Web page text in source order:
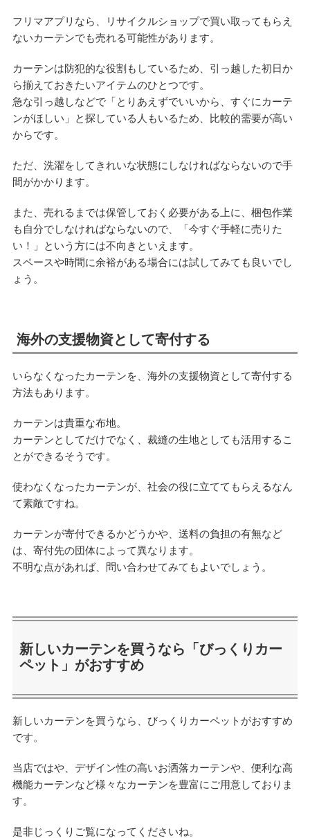
フリマアプリなら、リサイクルショップで買い取ってもらえ
ないカーテンでも売れる可能性があります。
カーテンは防犯的な役割もしているため、引っ越した初日か
ら揃えておきたいアイテムのひとつです。
急な引っ越しなどで「とりあえずでいいから、すぐにカーテ
ンがほしい」と探している人もいるため、比較的需要が高い
からです。
ただ、洗濯をしてきれいな状態にしなければならないので手
間がかかります。
また、売れるまでは保管しておく必要がある上に、梱包作業
も自分でしなければならないので、「今すぐ手軽に売りた
い！」という方には不向きといえます。
スペースや時間に余裕がある場合には試してみても良いでし
ょう。
海外の支援物資として寄付する
いらなくなったカーテンを、海外の支援物資として寄付する
方法もあります。
カーテンは貴重な布地。
カーテンとしてだけでなく、裁縫の生地としても活用するこ
とができるそうです。
使わなくなったカーテンが、社会の役に立ててもらえるなん
て素敵ですね。
カーテンが寄付できるかどうかや、送料の負担の有無など
は、寄付先の団体によって異なります。
不明な点があれば、問い合わせてみてもよいでしょう。
新しいカーテンを買うなら「びっくりカー
ペット」がおすすめ
新しいカーテンを買うなら、びっくりカーペットがおすすめ
です。
当店ではや、デザイン性の高いお洒落カーテンや、便利な高
機能カーテンなど様々なカーテンを豊富にご用意しておりま
す。
是非じっくりご覧になってくださいね。